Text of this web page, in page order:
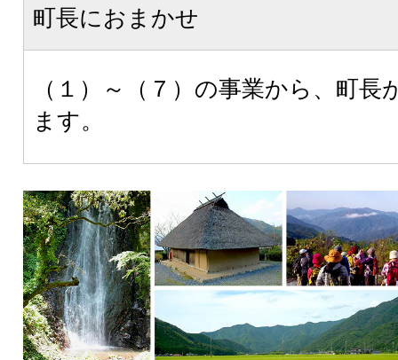
町長におまかせ
（１）～（７）の事業から、町長
ます。